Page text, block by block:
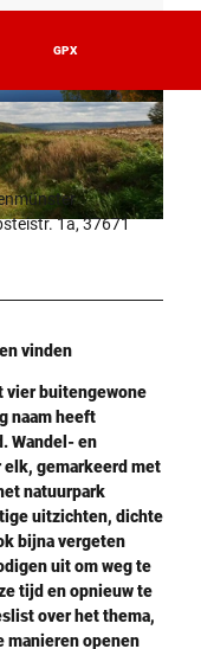
Kreis Höxter, Katja Krajewski |
CC-BY-SA
GPX
1a, 37671
vinden
vier buitengewone
naam heeft
Wandel- en
elk, gemarkeerd met
natuurpark
uitzichten, dichte
bijna vergeten
uit om weg te
tijd en opnieuw te
over het thema,
manieren openen